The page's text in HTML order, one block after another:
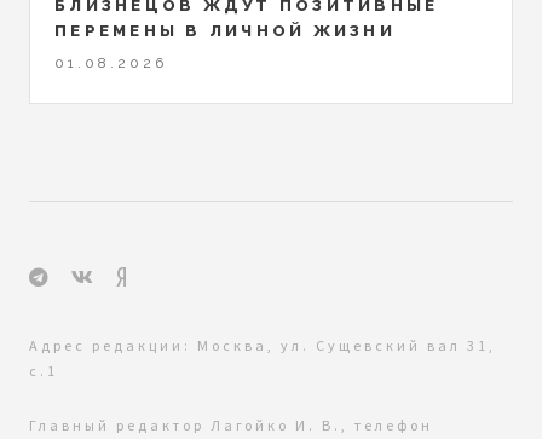
БЛИЗНЕЦОВ ЖДУТ ПОЗИТИВНЫЕ
ПЕРЕМЕНЫ В ЛИЧНОЙ ЖИЗНИ
01.08.2026
Адрес редакции: Москва, ул. Сущевский вал 31,
с.1
Главный редактор Лагойко И. В., телефон